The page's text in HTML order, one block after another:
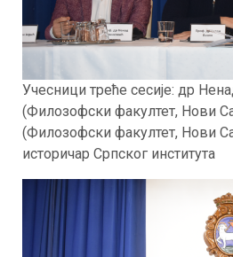
Учесници треће сесије: др
(Филозофски факултет, Нови
(Филозофски факултет, Нови
историчар Српског института